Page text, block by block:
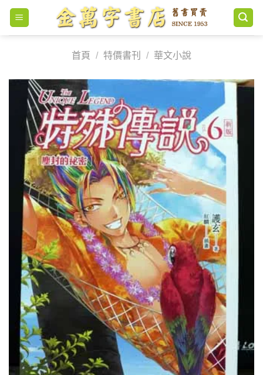
Skip
content
首頁
/ 特價書刊 / 華文小說